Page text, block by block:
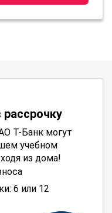
Т-Банк могут
учебном
из дома!
6 или 12